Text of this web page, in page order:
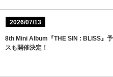
2026/07/13
8th Mini Album『THE SIN : BLISS』
スも開催決定！